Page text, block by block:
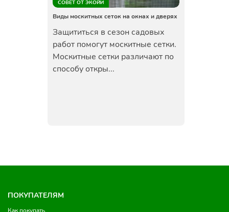
СОВЕТ ОТ ЭКОЙИ
Виды москитных сеток на окнах и дверях
Защититься в сезон садовых
работ помогут москитные сетки.
Москитные сетки различают по
способу откры...
ПОКУПАТЕЛЯМ